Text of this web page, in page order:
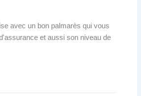
avec un bon palmarès qui vous
et aussi son niveau de